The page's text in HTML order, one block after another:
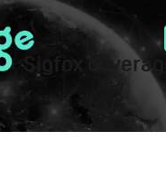
Sigfox coverage